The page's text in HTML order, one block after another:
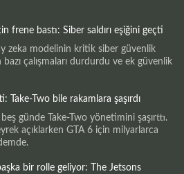
frene bastı: Siber saldırı eşiğini geçti
zeka modelinin kritik siber güvenlik
bazı çalışmaları durdurdu ve ek güvenlik
Take-Two bile rakamlara şaşırdı
günde Take-Two yönetimini şaşırttı.
açıklarken GTA 6 için milyarlarca
bir rolle geliyor: The Jetsons